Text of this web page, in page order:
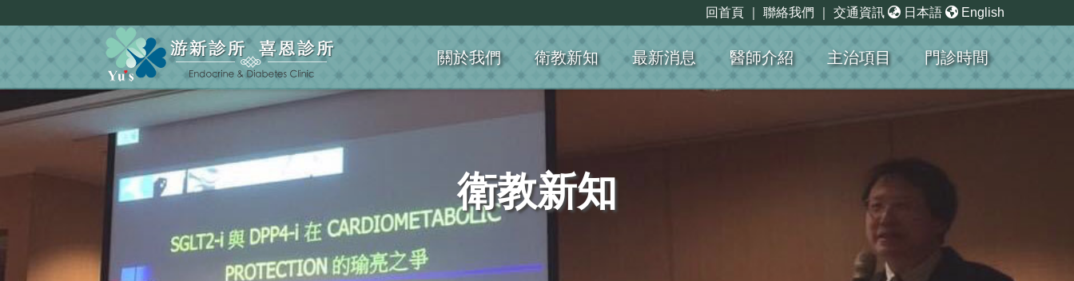
回首頁 聯絡我們 交通資訊 日本語 English
關於我們 衛教新知 最新消息 醫師介紹 主治項目 門診時間
衛教新知